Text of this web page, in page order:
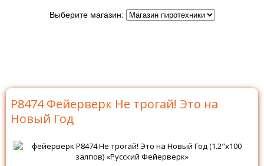
Выберите магазин:
Р8474 Фейерверк Не трогай! Это на
Новый Год